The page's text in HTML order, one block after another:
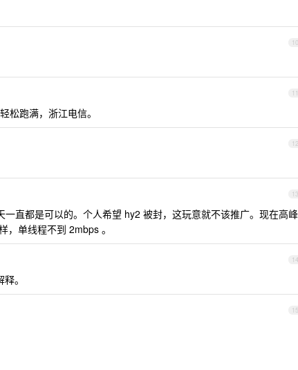
10
11
松跑满，浙江电信。
12
13
一直都是可以的。个人希望 hy2 被封，这玩意就不该推广。现在高峰
单线程不到 2mbps 。
14
。
15